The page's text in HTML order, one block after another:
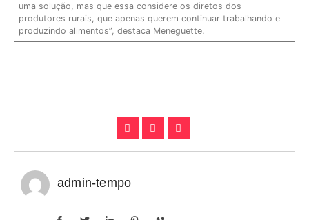
uma solução, mas que essa considere os diretos dos
produtores rurais, que apenas querem continuar trabalhando e
produzindo alimentos”, destaca Meneguette.
admin-tempo